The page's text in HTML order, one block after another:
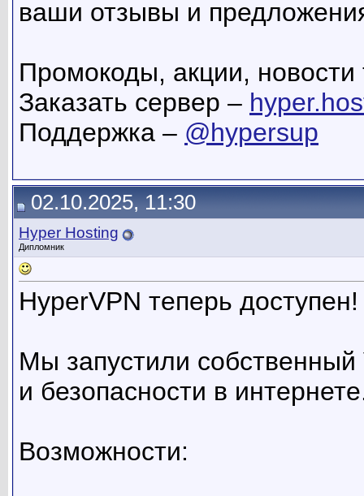
ваши отзывы и
Промокоды, акции, новости
Заказать сервер –
Поддержка – @hypersup
02.10.2025, 11:30
Hyper Hosting
Дипломник
HyperVPN теперь доступен!
Мы запустили
и безопасности в
Возможности: